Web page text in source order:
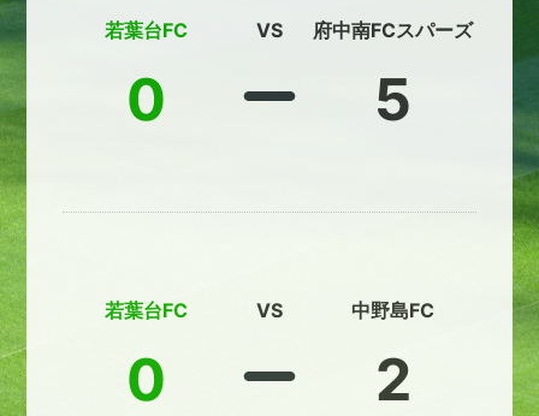
若葉台FC
0
VS 府中南FCスパーズ
5
若葉台FC
0
VS 中野島FC
2